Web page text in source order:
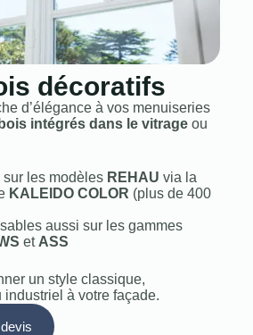
décoratifs
d’élégance à vos menuiseries
intégrés dans le vitrageou
les modèles REHAU via la
KALEIDO COLOR (plus de 400
aussi sur les gammes
et ASS
un style classique,
à votre façade.